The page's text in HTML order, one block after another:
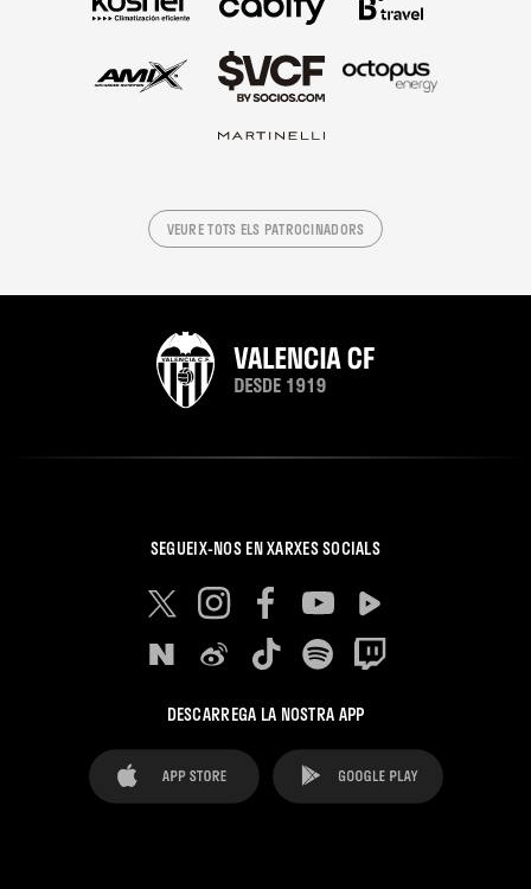
VEURE TOTS ELS PATROCINADORS
SEGUEIX-NOS EN XARXES SOCIALS
DESCARREGA LA NOSTRA APP